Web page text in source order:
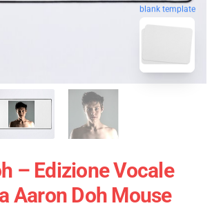
blank template
– Edizione Vocale
Aaron Doh Mouse